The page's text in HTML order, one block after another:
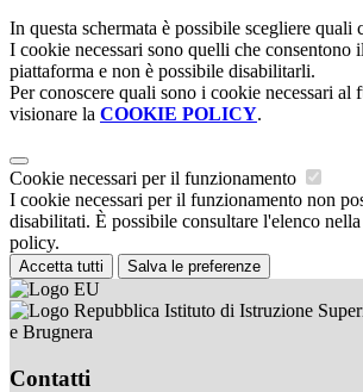
In questa schermata è possibile scegliere quali
I cookie necessari sono quelli che consentono
piattaforma e non è possibile disabilitarli.
Per conoscere quali sono i cookie necessari al
visionare la COOKIE POLICY.
Cookie necessari per il funzionamento
I cookie necessari per il funzionamento non
disabilitati. È possibile consultare l'elenco
policy.
Accetta tutti Salva le preferenze
Istituto di Istruzione
e Brugnera
Contatti